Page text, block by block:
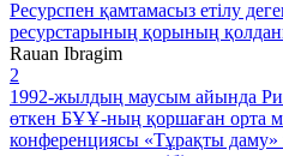
Ресурспен қамтамасыз етілу
ресурстарының қорының
Rauan Ibragim
2
1992-жылдың маусым айында
өткен БҰҰ-ның қоршаған орта
конференциясы «Тұрақты